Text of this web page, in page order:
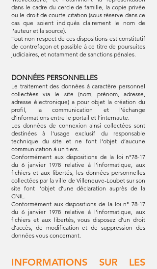
dans le cadre du cercle de famille, la copie privée
ou le droit de courte citation (sous réserve dans ce
cas que soient indiqués clairement le nom de
l’auteur et la source).
Tout non respect de ces dispositions est constitutif
de contrefaçon et passible à ce titre de poursuites
judiciaires, et notamment de sanctions pénales.
DONNÉES PERSONNELLES
Le traitement des données à caractère personnel
collectées via le site (nom, prénom, adresse,
adresse électronique) a pour objet la création du
profil, la communication et l’échange
d’informations entre le portail et l’internaute.
Les données de connexion ainsi collectées sont
destinées à l’usage exclusif du responsable
technique du site et ne font l’objet d’aucune
communication à un tiers.
Conformément aux dispositions de la loi n°78-17
du 6 janvier 1978 relative à l’informatique, aux
fichiers et aux libertés, les données personnelles
collectées par la ville de Villeneuve-Loubet sur son
site font l’objet d’une déclaration auprès de la
CNIL.
Conformément aux dispositions de la loi n° 78-17
du 6 janvier 1978 relative à l’informatique, aux
fichiers et aux libertés, vous disposez d’un droit
d’accès, de modification et de suppression des
données vous concernant.
INFORMATIONS SUR LES